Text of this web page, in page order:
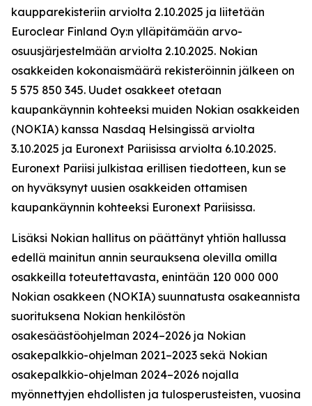
kaupparekisteriin arviolta 2.10.2025 ja liitetään
Euroclear Finland Oy:n ylläpitämään arvo-
osuusjärjestelmään arviolta 2.10.2025. Nokian
osakkeiden kokonaismäärä rekisteröinnin jälkeen on
5 575 850 345. Uudet osakkeet otetaan
kaupankäynnin kohteeksi muiden Nokian osakkeiden
(NOKIA) kanssa Nasdaq Helsingissä arviolta
3.10.2025 ja Euronext Pariisissa arviolta 6.10.2025.
Euronext Pariisi julkistaa erillisen tiedotteen, kun se
on hyväksynyt uusien osakkeiden ottamisen
kaupankäynnin kohteeksi Euronext Pariisissa.
Lisäksi Nokian hallitus on päättänyt yhtiön hallussa
edellä mainitun annin seurauksena olevilla omilla
osakkeilla toteutettavasta, enintään 120 000 000
Nokian osakkeen (NOKIA) suunnatusta osakeannista
suorituksena Nokian henkilöstön
osakesäästöohjelman 2024–2026 ja Nokian
osakepalkkio-ohjelman 2021–2023 sekä Nokian
osakepalkkio-ohjelman 2024–2026 nojalla
myönnettyjen ehdollisten ja tulosperusteisten, vuosina